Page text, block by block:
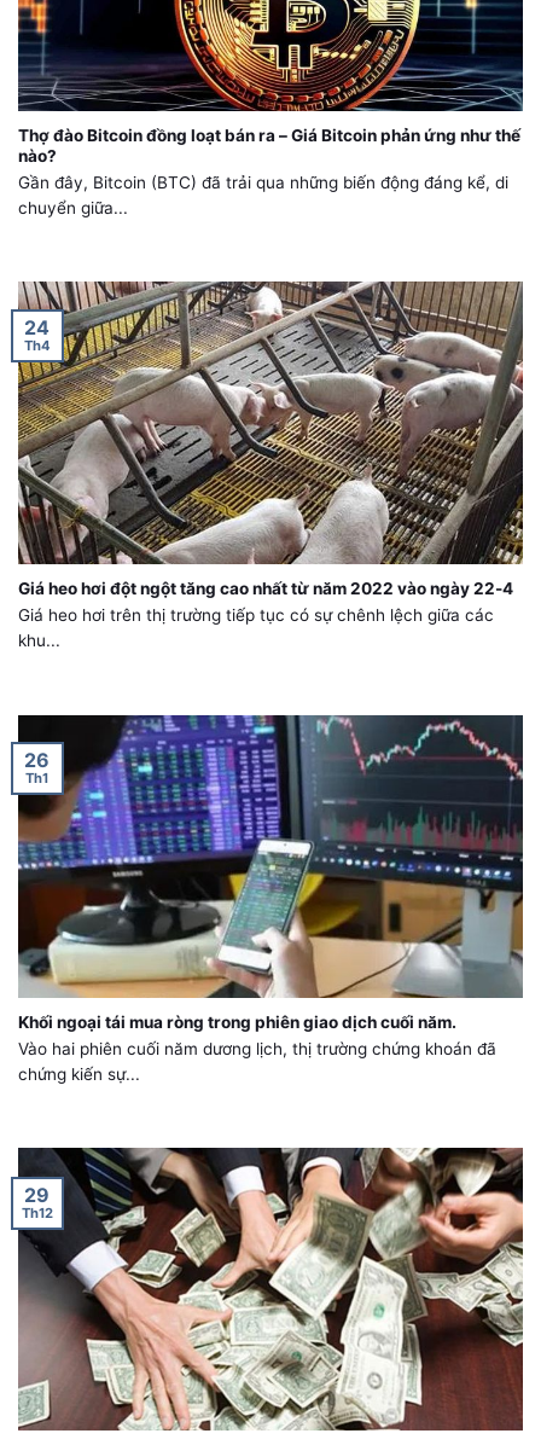
Thợ đào Bitcoin đồng loạt bán ra – Giá Bitcoin phản ứng như thế
nào?
Gần đây, Bitcoin (BTC) đã trải qua những biến động đáng kể, di
chuyển giữa...
Giá heo hơi đột ngột tăng cao nhất từ năm 2022 vào ngày 22-4
Giá heo hơi trên thị trường tiếp tục có sự chênh lệch giữa các
khu...
24
Th4
Khối ngoại tái mua ròng trong phiên giao dịch cuối năm.
Vào hai phiên cuối năm dương lịch, thị trường chứng khoán đã
chứng kiến sự...
26
Th1
29
Th12